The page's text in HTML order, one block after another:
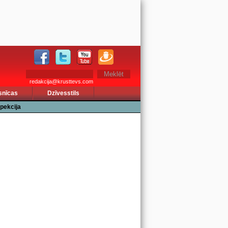
redakcija@krusttevs.com
Dzīvesstils